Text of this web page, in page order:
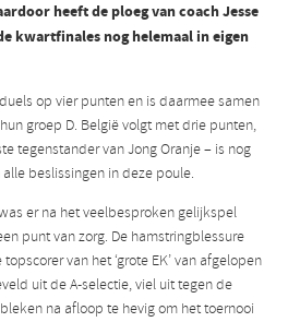
heeft de ploeg van coach Jesse
kwartfinales nog helemaal in eigen
op vier punten en is daarmee samen
groep D. België volgt met drie punten,
tegenstander van Jong Oranje – is nog
beslissingen in deze poule.
er na het veelbesproken gelijkspel
punt van zorg. De hamstringblessure
van het ‘grote EK’ van afgelopen
uit de A-selectie, viel uit tegen de
na afloop te hevig om het toernooi